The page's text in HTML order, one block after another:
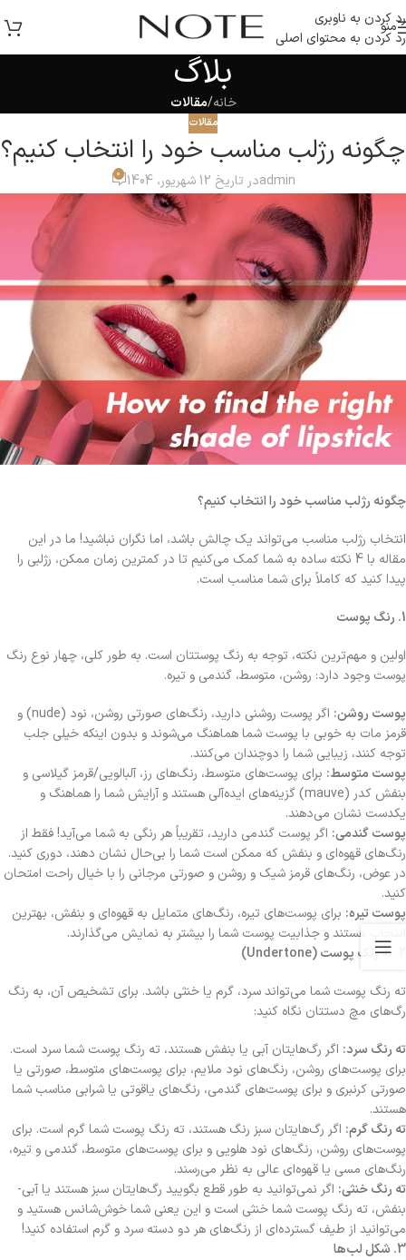
رد کردن به ناوبری
رد کردن به محتوای اصلی
منو
بلاگ
خانه/مقالات
مقالات
چگونه رژلب مناسب خود را انتخاب کنیم؟
adminدر تاریخ 12 شهریور، 1404 0
چگونه رژلب مناسب خود را انتخاب کنیم؟
انتخاب رژلب مناسب می‌تواند یک چالش باشد، اما نگران نباشید! ما در این
مقاله با 4 نکته ساده به شما کمک می‌کنیم تا در کمترین زمان ممکن، رژلبی را
پیدا کنید که کاملاً برای شما مناسب است.
1. رنگ پوست
اولین و مهم‌ترین نکته، توجه به رنگ پوستتان است. به طور کلی، چهار نوع رنگ
پوست وجود دارد: روشن، متوسط، گندمی و تیره.
پوست روشن:
اگر پوست روشنی دارید، رنگ‌های صورتی روشن، نود (nude) و
قرمز مات به خوبی با پوست شما هماهنگ می‌شوند و بدون اینکه خیلی جلب
توجه کنند، زیبایی شما را دوچندان می‌کنند.
پوست متوسط: برای پوست‌های متوسط، رنگ‌های رز، آلبالویی/قرمز گیلاسی و
بنفش کدر (mauve) گزینه‌های ایده‌آلی هستند و آرایش شما را هماهنگ و
یکدست نشان می‌دهند.
پوست گندمی: اگر پوست گندمی دارید، تقریباً هر رنگی به شما می‌آید! فقط از
رنگ‌های قهوه‌ای و بنفش که ممکن است شما را بی‌حال نشان دهند، دوری کنید.
در عوض، رنگ‌های قرمز شیک و روشن و صورتی مرجانی را با خیال راحت امتحان
کنید.
پوست تیره: برای پوست‌های تیره، رنگ‌های متمایل به قهوه‌ای و بنفش، بهترین
انتخاب هستند و جذابیت پوست شما را بیشتر به نمایش می‌گذارند.
ته رنگ پوست شما می‌تواند سرد، گرم یا خنثی باشد. برای تشخیص آن، به رنگ
رگ‌های مچ دستتان نگاه کنید:
ته رنگ سرد: اگر رگ‌هایتان آبی یا بنفش هستند، ته رنگ پوست شما سرد است.
برای پوست‌های روشن، رنگ‌های نود ملایم، برای پوست‌های متوسط، صورتی یا
صورتی کرنبری و برای پوست‌های گندمی، رنگ‌های یاقوتی یا شرابی مناسب شما
هستند.
ته رنگ گرم: اگر رگ‌هایتان سبز رنگ هستند، ته رنگ پوست شما گرم است. برای
پوست‌های روشن، رنگ‌های نود هلویی و برای پوست‌های متوسط، گندمی و تیره،
رنگ‌های مسی یا قهوه‌ای عالی به نظر می‌رسند.
ته رنگ خنثی: اگر نمی‌توانید به طور قطع بگویید رگ‌هایتان سبز هستند یا آبی-
بنفش، ته رنگ پوست شما خنثی است و این یعنی شما خوش‌شانس هستید و
می‌توانید از طیف گسترده‌ای از رنگ‌های هر دو دسته سرد و گرم استفاده کنید!
3. شکل لب‌ها